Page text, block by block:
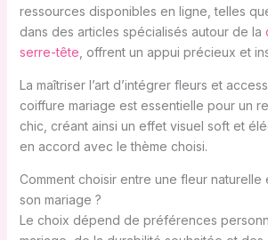
ressources disponibles en ligne, telles
dans des articles spécialisés autour de la
serre-tête , offrent un appui précieux et
La maîtriser l’art d’intégrer fleurs et
coiffure mariage est essentielle pour un
chic, créant ainsi un effet visuel soft et
en accord avec le thème choisi.
Comment choisir entre une fleur naturelle
son mariage ?
Le choix dépend de préférences